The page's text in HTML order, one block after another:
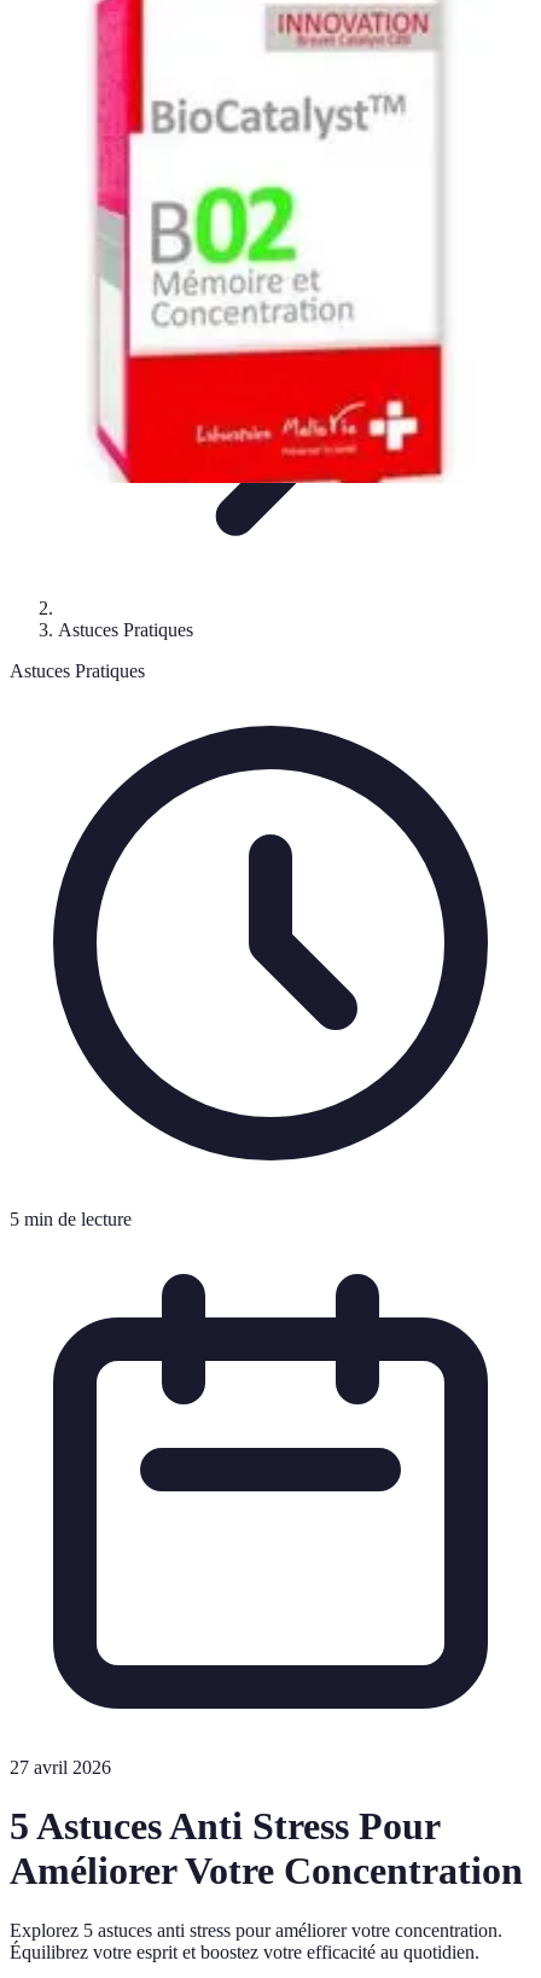
Astuces Anti Stress
Méditation et
Astuces Anti Stress
Astuces Pratiques
Astuces Pratiques
5 min de lecture
27 avril 2026
5 Astuces Anti Stress Pour
Améliorer Votre Concentration
Explorez 5 astuces anti stress pour améliorer votre concentration.
Équilibrez votre esprit et boostez votre efficacité au quotidien.